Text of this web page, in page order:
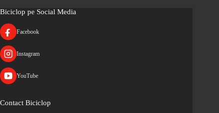
Biciclop pe Social Media
Facebook
Instagram
YouTube
Contact Biciclop